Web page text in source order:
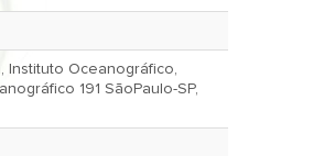
191 SãoPaulo-SP,